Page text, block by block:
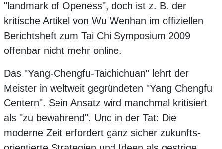
"landmark of Openess", doch ist z. B. der
kritische Artikel von Wu Wenhan im offiziellen
Berichtsheft zum Tai Chi Symposium 2009
offenbar nicht mehr online.
Das "Yang-Chengfu-Taichichuan" lehrt der
Meister in weltweit gegründeten "Yang Chengfu
Centern". Sein Ansatz wird manchmal kritisiert
als "zu bewahrend". Und in der Tat: Die
moderne Zeit erfordert ganz sicher zukunfts-